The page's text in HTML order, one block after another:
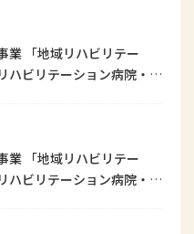
業 「地域リハビリテー
ハビリテーション病院・施
業 「地域リハビリテー
ハビリテーション病院・施